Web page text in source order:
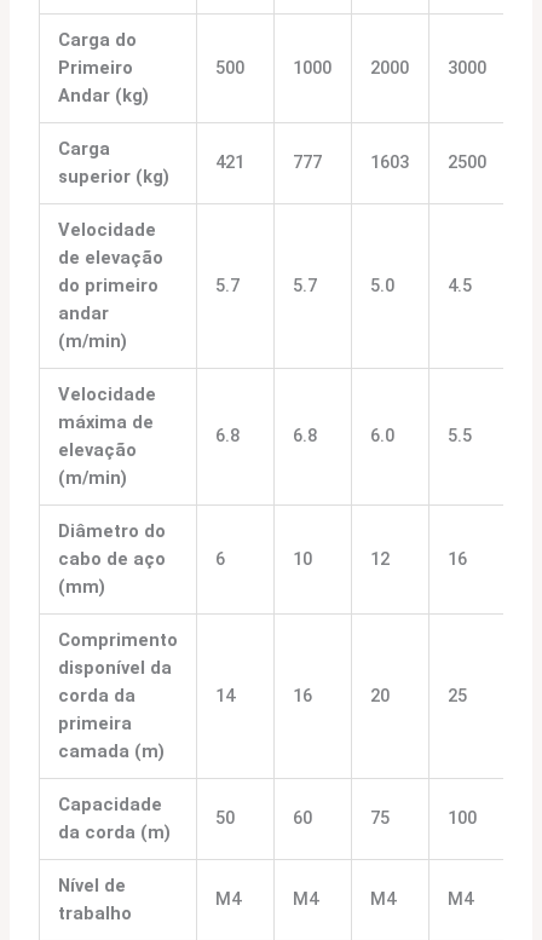
Carga do
Primeiro
Andar (kg)
500 1000 2000 3000
Carga
superior (kg)
421 777 1603 2500
Velocidade
de elevação
do primeiro
andar
(m/min)
5.7 5.7 5.0 4.5
Velocidade
máxima de
elevação
(m/min)
6.8 6.8 6.0 5.5
Diâmetro do
cabo de aço
(mm)
6 10 12 16
Comprimento
disponível da
corda da
primeira
camada (m)
14 16 20 25
Capacidade
da corda (m)
50 60 75 100
Nível de
trabalho
M4 M4 M4 M4